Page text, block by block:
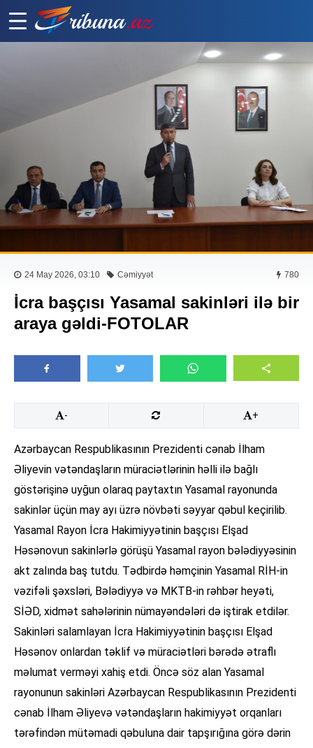
24 May 2026, 03:10 Cəmiyyət 780
İcra başçısı Yasamal sakinləri ilə bir
araya gəldi-FOTOLAR
- +
Azərbaycan Respublikasının Prezidenti cənab İlham
Əliyevin vətəndaşların müraciətlərinin həlli ilə bağlı
göstərişinə uyğun olaraq paytaxtın Yasamal rayonunda
sakinlər üçün may ayı üzrə növbəti səyyar qəbul keçirilib.
Yasamal Rayon İcra Hakimiyyətinin başçısı Elşad
Həsənovun sakinlərlə görüşü Yasamal rayon bələdiyyəsinin
akt zalında baş tutdu. Tədbirdə həmçinin Yasamal RİH-in
vəzifəli şəxsləri, Bələdiyyə və MKTB-in rəhbər heyəti,
SİƏD, xidmət sahələrinin nümayəndələri də iştirak etdilər.
Sakinləri salamlayan İcra Hakimiyyətinin başçısı Elşad
Həsənov onlardan təklif və müraciətləri bərədə ətraflı
məlumat verməyi xahiş etdi. Öncə söz alan Yasamal
rayonunun sakinləri Azərbaycan Respublikasının Prezidenti
cənab İlham Əliyevə vətəndaşların hakimiyyət orqanları
tərəfindən mütəmadi qəbuluna dair tapşırığına görə dərin